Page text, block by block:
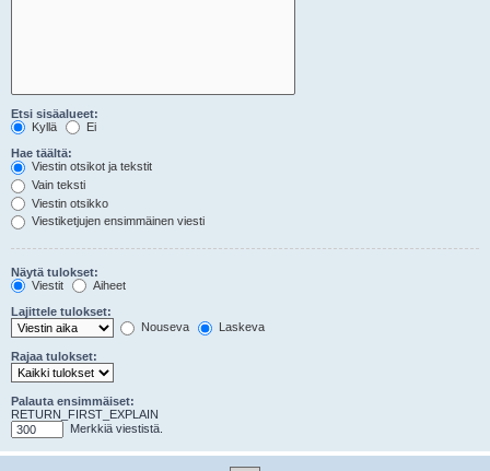
Etsi sisäalueet:
Kyllä
Ei
Hae täältä:
Viestin otsikot ja tekstit
Vain teksti
Viestin otsikko
Viestiketjujen ensimmäinen viesti
Näytä tulokset:
Viestit
Aiheet
Lajittele tulokset:
Nouseva
Laskeva
Rajaa tulokset:
Palauta ensimmäiset:
RETURN_FIRST_EXPLAIN
Merkkiä viestistä.